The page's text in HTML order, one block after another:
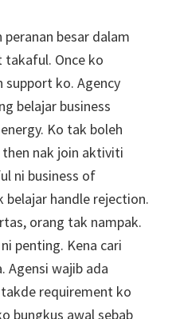
besar dalam
takaful. Once ko
support ko. Agency
belajar business
Ko tak boleh
nak join aktiviti
ni business of
belajar handle rejection.
orang tak nampak.
penting. Kena cari
Agensi wajib ada
requirement ko
bungkus awal sebab